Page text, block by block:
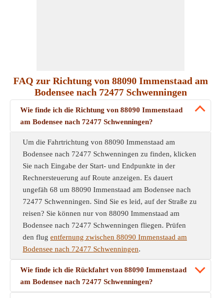
FAQ zur Richtung von 88090 Immenstaad am
Bodensee nach 72477 Schwenningen
Wie finde ich die Richtung von 88090 Immenstaad
am Bodensee nach 72477 Schwenningen?
Um die Fahrtrichtung von 88090 Immenstaad am
Bodensee nach 72477 Schwenningen zu finden, klicken
Sie nach Eingabe der Start- und Endpunkte in der
Rechnersteuerung auf Route anzeigen. Es dauert
ungefäh 68 um 88090 Immenstaad am Bodensee nach
72477 Schwenningen. Sind Sie es leid, auf der Straße zu
reisen? Sie können nur von 88090 Immenstaad am
Bodensee nach 72477 Schwenningen fliegen. Prüfen
den flug entfernung zwischen 88090 Immenstaad am
Bodensee nach 72477 Schwenningen.
Wie finde ich die Rückfahrt von 88090 Immenstaad
am Bodensee nach 72477 Schwenningen?